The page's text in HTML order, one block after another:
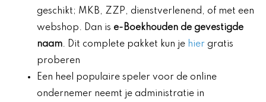
geschikt; MKB, ZZP, dienstverlenend, of met een
webshop. Dan is e-Boekhouden de gevestigde
naam. Dit complete pakket kun je hier gratis
proberen
Een heel populaire speler voor de online
ondernemer neemt je administratie in